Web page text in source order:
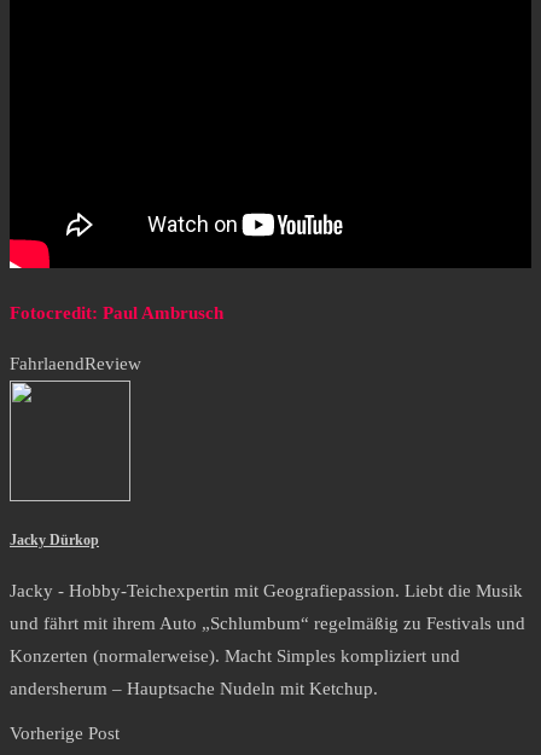
Fotocredit: Paul Ambrusch
FahrlaendReview
Jacky Dürkop
Jacky - Hobby-Teichexpertin mit Geografiepassion. Liebt die Musik
und fährt mit ihrem Auto „Schlumbum“ regelmäßig zu Festivals und
Konzerten (normalerweise). Macht Simples kompliziert und
andersherum – Hauptsache Nudeln mit Ketchup.
Vorherige Post